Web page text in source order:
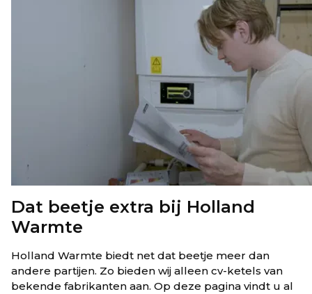
Dat beetje extra bij Holland
Warmte
Holland Warmte biedt net dat beetje meer dan
andere partijen. Zo bieden wij alleen cv-ketels van
bekende fabrikanten aan. Op deze pagina vindt u al